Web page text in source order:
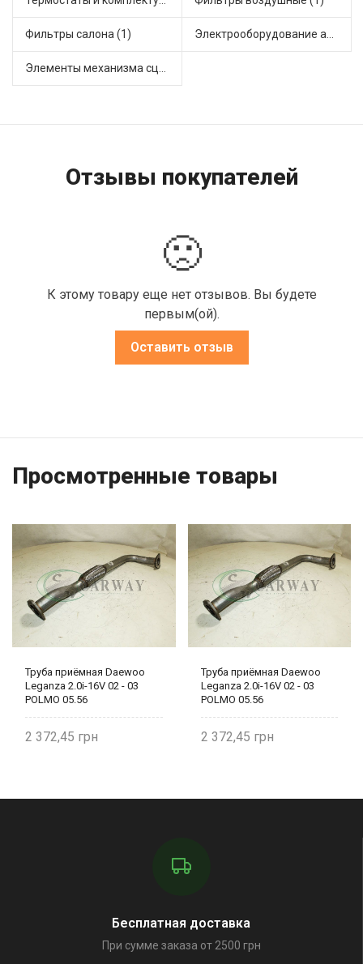
Фильтры салона (1) Электрооборудование автомобилей (1)
Элементы механизма сцепления (1)
Отзывы покупателей
🙁
К этому товару еще нет отзывов. Вы будете
первым(ой).
Оставить отзыв
Просмотренные товары
Труба приёмная Daewoo
Leganza 2.0i-16V 02 - 03
POLMO 05.56
2 372,45
Труба приёмная Daewoo
Leganza 2.0i-16V 02 - 03
POLMO 05.56
2 372,45
Бесплатная доставка
При сумме заказа от 2500 грн